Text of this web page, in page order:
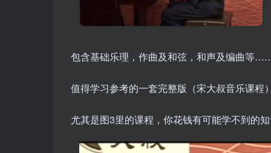
包含基础乐理，作曲及和弦，和声及编曲
值得学习参考的一套完整版（宋大叔音乐课程
尤其是图3里的课程，你花钱有可能学不到的